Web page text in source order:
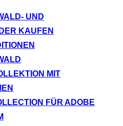
UND
KAUFEN
MIT
FÜR ADOBE